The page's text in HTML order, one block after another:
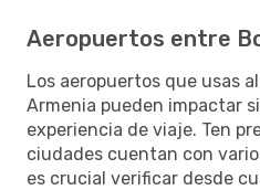
Aeropuertos entre
Los aeropuertos que usas
Armenia pueden impactar
experiencia de viaje. Ten
ciudades cuentan con
es crucial verificar desde